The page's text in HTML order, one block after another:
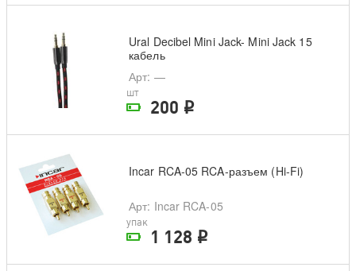
На складе поставщика
Ural Decibel Mini Jack- Mini Jack 15
кабель
Арт: —
шт
200 i
На складе поставщика
Incar RCA-05 RCA-разъем (Hi-Fi)
Арт: Incar RCA-05
упак
1 128 i